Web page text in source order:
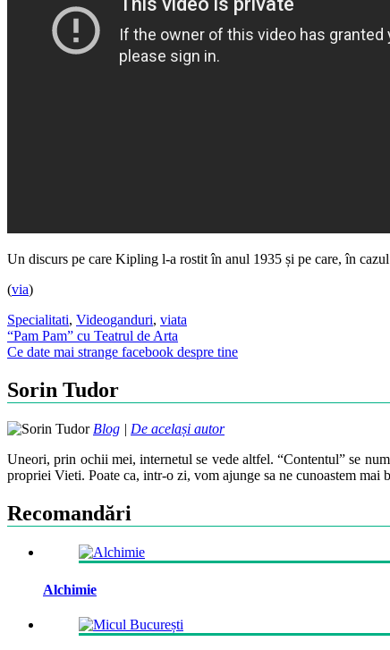
Un discurs pe care Kipling l-a rostit în anul 1935 și pe care, în
(via)
Specialitati, Videoganduri, viata
Post
navigation
“Pam Pam” cu Teatrul de Arta
Ce date mai strange facebook despre tine
Sorin Tudor
Blog | De același autor
Uneori, prin ochii mei, internetul se vede altfel. “Contentul” se
propriei Vieti. Poate ca, intr-o zi, vom ajunge sa ne cunoastem mai
Recomandări
Alchimie